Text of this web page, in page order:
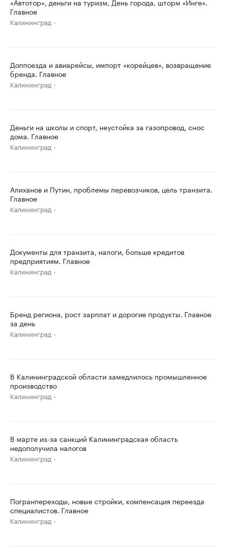
Главное
Калининград
Доппоезда и авиарейсы, импорт «корейцев», возвращение
бренда. Главное
Калининград
Деньги на школы и спорт, неустойка за газопровод, снос
дома. Главное
Калининград
Алиханов и Путин, проблемы перевозчиков, цель транзита.
Главное
Калининград
Документы для транзита, налоги, больше кредитов
предприятиям. Главное
Калининград
Бренд региона, рост зарплат и дорогие продукты. Главное
за день
Калининград
В Калининградской области замедлилось промышленное
производство
Калининград
В марте из-за санкций Калининградская область
недополучила налогов
Калининград
Погранпереходы, новые стройки, компенсация переезда
специалистов. Главное
Калининград